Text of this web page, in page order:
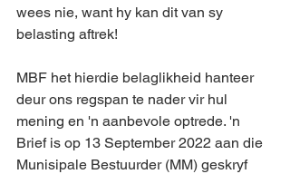
wees nie, want hy kan dit van sy
belasting aftrek!
MBF het hierdie belaglikheid hanteer
deur ons regspan te nader vir hul
mening en 'n aanbevole optrede. 'n
Brief is op 13 September 2022 aan die
Munisipale Bestuurder (MM) geskryf